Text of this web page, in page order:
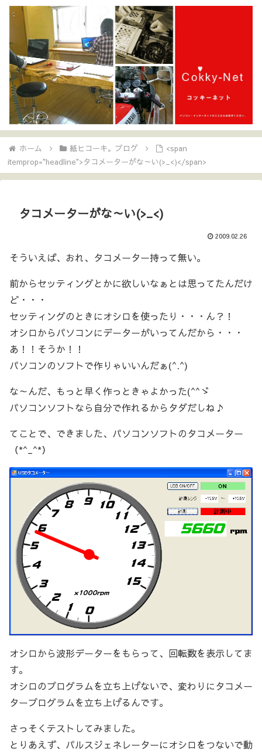
ホーム 紙ヒコーキ。ブログ
<span
itemprop="headline">タコメーターがな～い(>_<)</span>
タコメーターがな～い(>_<)
2009.02.26
そういえば、おれ、タコメーター持って無い。
前からセッティングとかに欲しいなぁとは思ってたんだけ
ど・・・
セッティングのときにオシロを使ったり・・・ん？！
オシロからパソコンにデーターがいってんだから・・・
あ！！そうか！！
パソコンのソフトで作りゃいいんだぁ(^.^)
な～んだ、もっと早く作っときゃよかった(^^ゞ
パソコンソフトなら自分で作れるからタダだしね♪
てことで、できました、パソコンソフトのタコメーター
（*^_^*）
オシロから波形データーをもらって、回転数を表示してま
す。
オシロのプログラムを立ち上げないで、変わりにタコメー
タープログラムを立ち上げるんです。
さっそくテストしてみました。
とりあえず、パルスジェネレーターにオシロをつないで動